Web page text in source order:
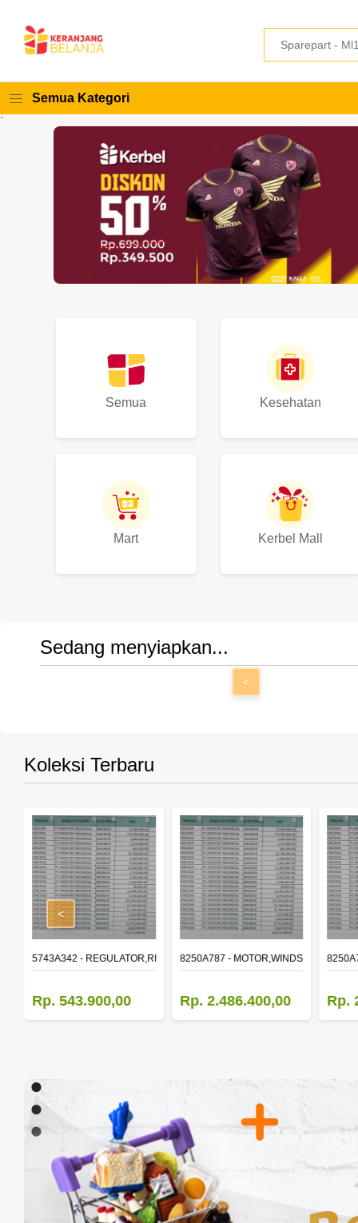
Semua Kategori
`
Semua Kesehatan
Mart Kerbel Mall
Sedang menyiapkan...
<
Koleksi Terbaru
DOOR WINDOW,LH
5743A342 - REGULATOR,RR DOOR WINDOW,RH
Rp. 543.900,00
8250A787 - MOTOR,WINDSHIELD
Rp. 2.486.400,00 Rp.
<